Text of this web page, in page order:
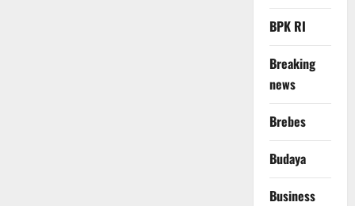
BPK RI
Breaking
news
Brebes
Budaya
Business